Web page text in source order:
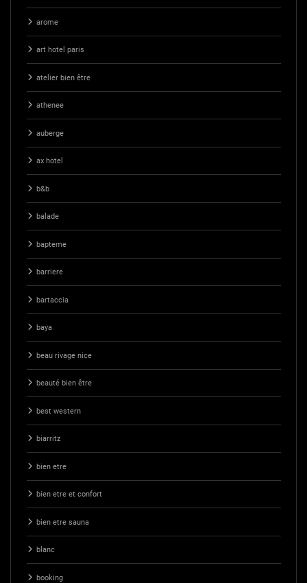
arome
art hotel paris
atelier bien être
athenee
auberge
ax hotel
b&b
balade
bapteme
barriere
bartaccia
baya
beau rivage nice
beauté bien être
best western
biarritz
bien etre
bien etre et confort
bien etre sauna
blanc
booking